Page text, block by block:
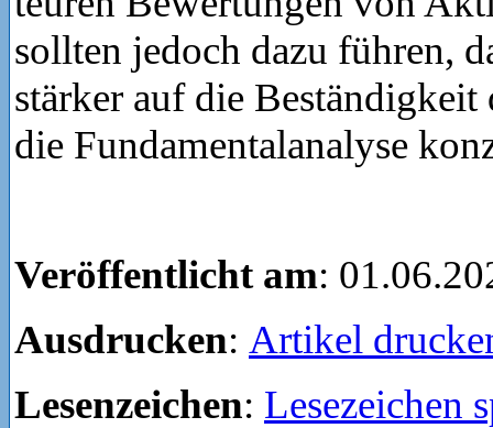
sollten jedoch dazu führen,
stärker auf die
die Fundamentalanalyse
Veröffentlicht am:
Ausdrucken: Artikel
Lesenzeichen: Lesezeichen